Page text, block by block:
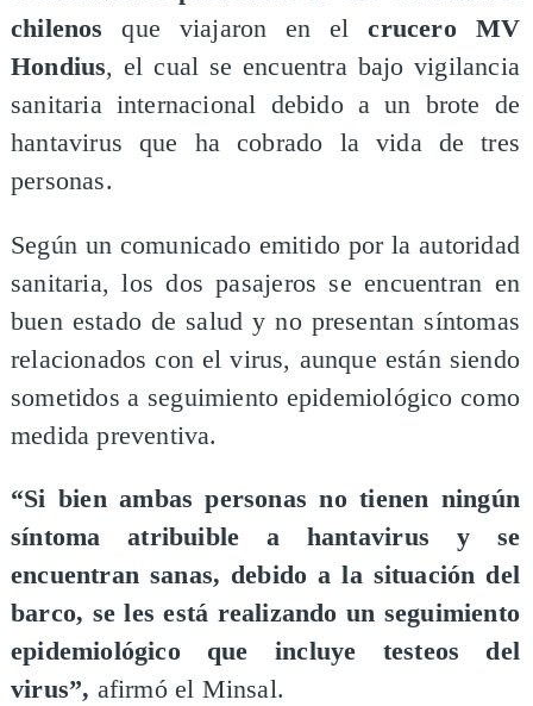
chilenos que viajaron en elcrucero MV
Hondius, el cual se encuentra bajo vigilancia
sanitaria internacional debido a un brote de
hantavirus que ha cobrado la vida de tres
personas.
Según un comunicado emitido por la autoridad
sanitaria, los dos pasajeros se encuentran en
buen estado de salud y no presentan síntomas
relacionados con el virus, aunque están siendo
sometidos a seguimiento epidemiológico como
medida preventiva.
“Si bien ambas personas no tienen ningún
síntoma atribuible a hantavirus y se
encuentran sanas, debido a la situación del
barco, se les está realizando un seguimiento
epidemiológico que incluye testeos del
virus”, afirmó el Minsal.